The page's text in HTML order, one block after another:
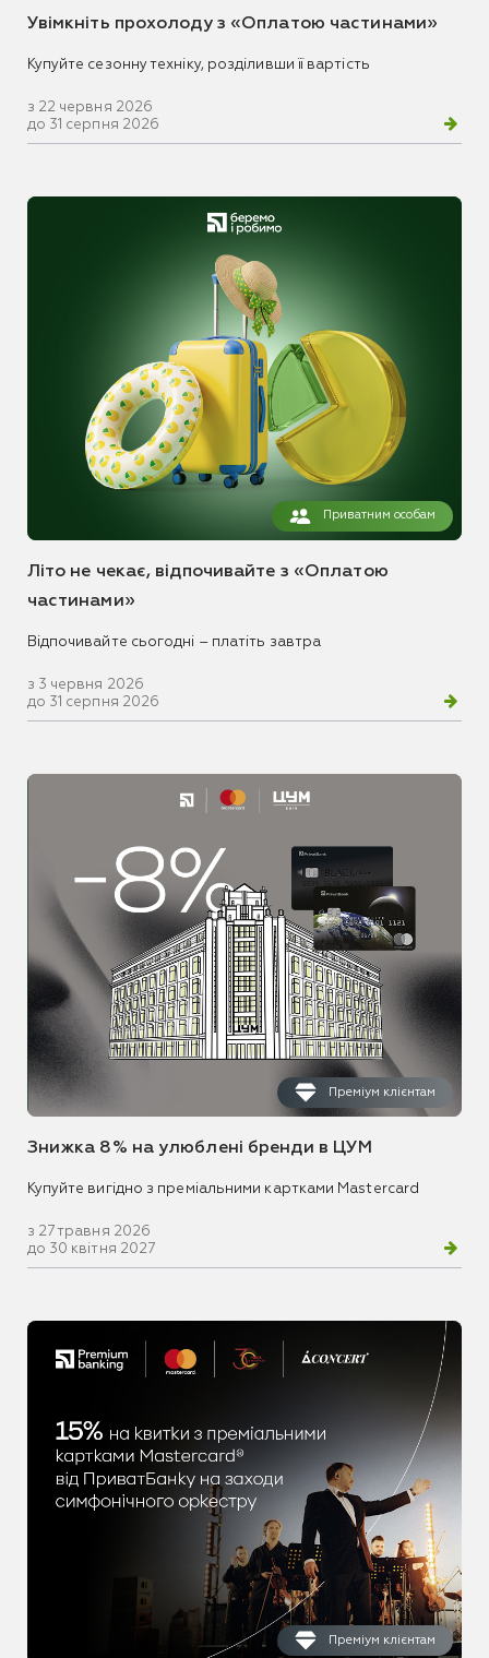
Увімкніть прохолоду з «Оплатою частинами»
Купуйте сезонну техніку, розділивши її вартість
з 22 червня 2026
до 31 серпня 2026
Приватним особам
Літо не чекає, відпочивайте з «Оплатою
частинами»
Відпочивайте сьогодні – платіть завтра
з 3 червня 2026
до 31 серпня 2026
Преміум клієнтам
Знижка 8% на улюблені бренди в ЦУМ
Купуйте вигідно з преміальними картками Mastercard
з 27 травня 2026
до 30 квітня 2027
Преміум клієнтам